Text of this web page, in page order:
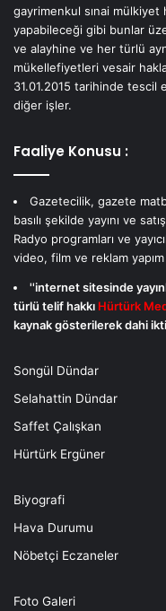
gayrimenkul sınai mülkiyet
yapabileceği gibi bunlar
ve alayhine ve her türlü
mükellefiyetleri vesair
31.01.2015 tarihinde tescil
diğer işler.
Faaliye Konusu :
Gazetecilik, gazete
basılı şekilde yayını ve
Radyo programları ve
video, film ve reklam yapım
''internet sitesinde
türlü telif hakkı Hürtürk
kaynak gösterilerek dahi
Songül Dündar
Selahattin Dündar
Saffet Çalışkan
Hürtürk Ergüner
Biyografi
Hava Durumu
Nöbetçi Eczaneler
Foto Galeri